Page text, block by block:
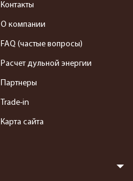
Контакты
О компании
FAQ (частые вопросы)
Расчет дульной энергии
Партнеры
Trade-in
Карта сайта